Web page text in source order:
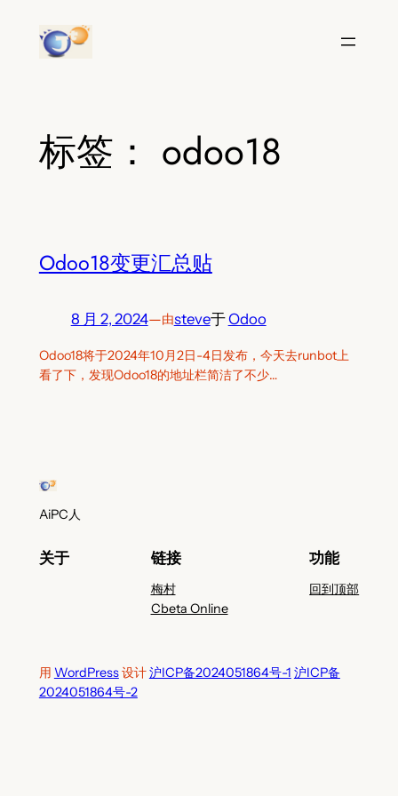
标签： odoo18
Odoo18变更汇总贴
8 月 2, 2024—由steve于Odoo
Odoo18将于2024年10月2日-4日发布，今天去runbot上
看了下，发现Odoo18的地址栏简洁了不少…
AiPC人
关于 链接
梅村
Cbeta Online
功能
回到顶部
用 WordPress设计沪ICP备2024051864号-1 沪ICP备
2024051864号-2